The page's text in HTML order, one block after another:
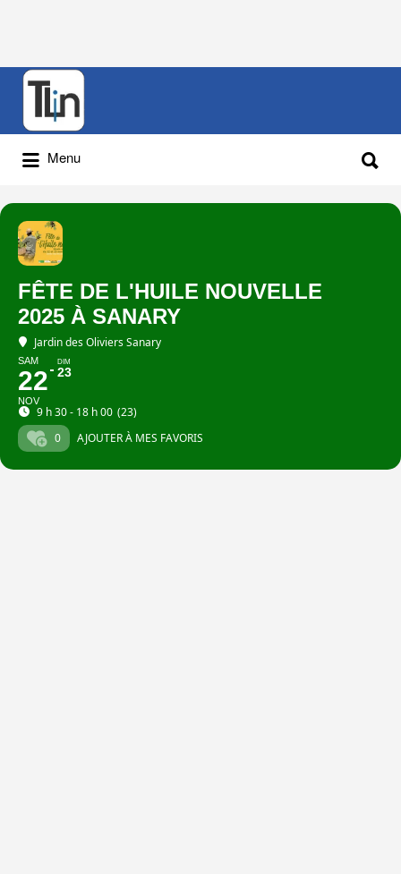
Rechercher
Menu
FÊTE DE L'HUILE NOUVELLE
2025 À SANARY
Jardin des Oliviers Sanary
SAM
22
NOV
DIM
23
9 h 30 - 18 h 00 (23)
0
AJOUTER À MES FAVORIS